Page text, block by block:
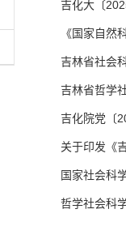
吉化大〔
《国家自然
吉林省社会
吉林省哲学
吉化院党〔
关于印发《
国家社会科
哲学社会科